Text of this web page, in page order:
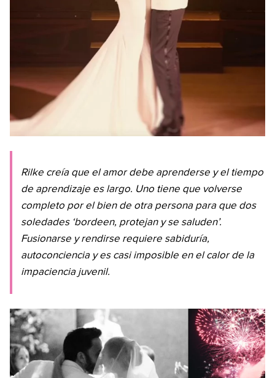
Rilke creía que el amor debe aprenderse y el tiempo
de aprendizaje es largo. Uno tiene que volverse
completo por el bien de otra persona para que dos
soledades ‘bordeen, protejan y se saluden’.
Fusionarse y rendirse requiere sabiduría,
autoconciencia y es casi imposible en el calor de la
impaciencia juvenil.